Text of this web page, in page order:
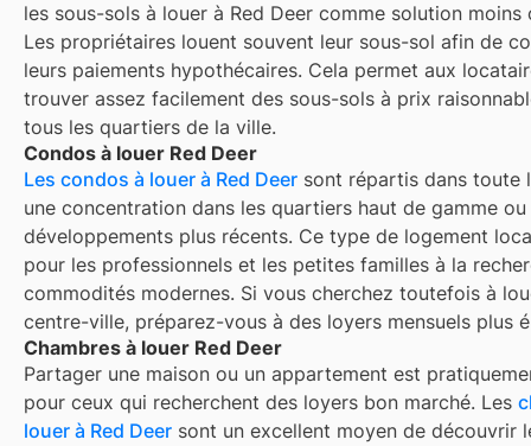
les sous-sols à louer à Red Deer comme solution moins
Les propriétaires louent souvent leur sous-sol afin de
leurs paiements hypothécaires. Cela permet aux
trouver assez facilement des sous-sols à prix
tous les quartiers de la ville.
Condos à louer Red Deer
Les condos à louer à Red Deer sont répartis dans toute
une concentration dans les quartiers haut de gamme ou
développements plus récents. Ce type de logement
pour les professionnels et les petites familles à la
commodités modernes. Si vous cherchez toutefois à
centre-ville, préparez-vous à des loyers mensuels plus
Chambres à louer Red Deer
Partager une maison ou un appartement est
pour ceux qui recherchent des loyers bon marché. Les
louer à Red Deer sont un excellent moyen de découvrir